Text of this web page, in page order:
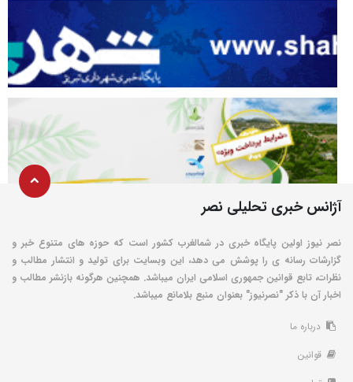
آژانس خبری تحلیلی نصر
نصر نیوز اولین پایگاه خبری در شمالغرب کشور است که حوزه های متنوع خبر و
گزارشات رسانه ی را پوشش می دهد، این وبسایت برای تولید و انتشار مطالب و
نظرات، تابع قوانین جمهوری اسلامی ایران میباشد. همچنین هرگونه بازنشر مطالب و
اخبار آن با ذکر "نصرنیوز" بعنوان منبع بلامانع میباشد.
درباره ما
قوانین